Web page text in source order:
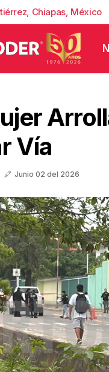
Chiapas, México
Vía
Junio 02 del 2026